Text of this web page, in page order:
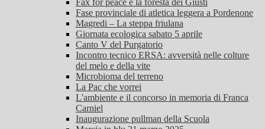
Fax for peace e la foresta dei Giusti
Fase provinciale di atletica leggera a Pordenone
Magredi – La steppa friulana
Giornata ecologica sabato 5 aprile
Canto V del Purgatorio
Incontro tecnico ERSA: avversità nelle colture
del melo e della vite
Microbioma del terreno
La Pac che vorrei
L'ambiente e il concorso in memoria di Franca
Carniel
Inaugurazione pullman della Scuola